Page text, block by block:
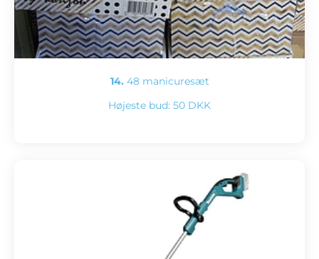
14. 48 manicuresæt
Højeste bud: 50 DKK